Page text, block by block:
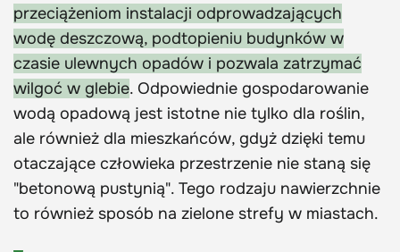
przeciążeniom instalacji odprowadzających
wodę deszczową, podtopieniu budynków w
czasie ulewnych opadów i pozwala zatrzymać
wilgoć w glebie. Odpowiednie gospodarowanie
wodą opadową jest istotne nie tylko dla roślin,
ale również dla mieszkańców, gdyż dzięki temu
otaczające człowieka przestrzenie nie staną się
"betonową pustynią". Tego rodzaju nawierzchnie
to również sposób na zielone strefy w miastach.